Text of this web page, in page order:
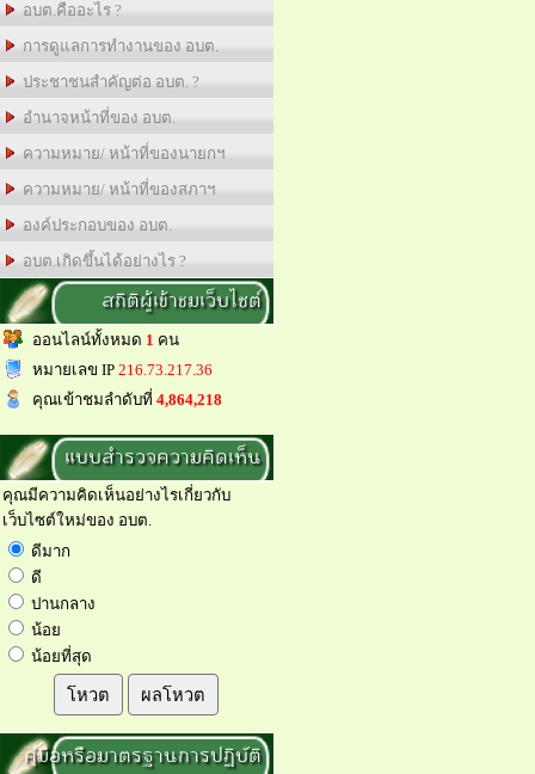
อบต.คืออะไร ?
การดูแลการทำงานของ อบต.
ประชาชนสำคัญต่อ อบต. ?
อำนาจหน้าที่ของ อบต.
ความหมาย/ หน้าที่ของนายกฯ
ความหมาย/ หน้าที่ของสภาฯ
องค์ประกอบของ อบต.
อบต.เกิดขึ้นได้อย่างไร ?
สถิติผู้เข้าชมเว็บไซต์
ออนไลน์ทั้งหมด 1 คน
หมายเลข IP 216.73.217.36
คุณเข้าชมลำดับที่ 4,864,218
แบบสำรวจความคิดเห็น
คุณมีความคิดเห็นอย่างไรเกี่ยวกับ
เว็บไซต์ใหม่ของ อบต.
ดีมาก
ดี
ปานกลาง
น้อย
น้อยที่สุด
โหวต ผลโหวต
คุ่มือหรือมาตรฐานการปฏิบัติ